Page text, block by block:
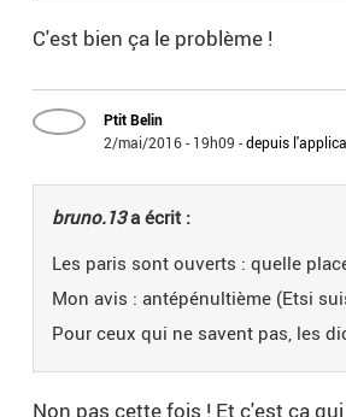
C'est bien ça le problème !
Ptit Belin
2/mai/2016 - 19h09 -depuis
bruno.13a écrit :
Les paris sont ouverts : quelle
Mon avis : antépénultième (Etsi
Pour ceux qui ne savent pas, les
Non pas cette fois ! Et c'est ca